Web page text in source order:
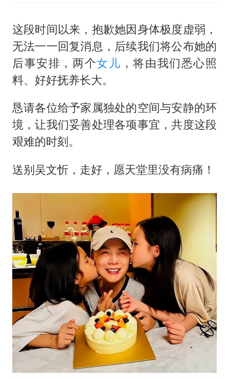
这段时间以来，抱歉她因身体极度虚弱，
无法一一回复消息，后续我们将公布她的
后事安排，两个女儿 ，将由我们悉心照
料、好好抚养长大。
恳请各位给予家属独处的空间与安静的环
境，让我们妥善处理各项事宜，共度这段
艰难的时刻。
送别吴文忻，走好，愿天堂里没有病痛！